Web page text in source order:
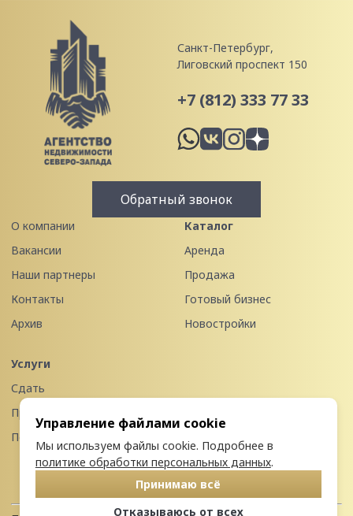
Санкт-Петербург,
Лиговский проспект 150
+7 (812) 333 77 33
Обратный звонок
О компании
Вакансии
Наши партнеры
Контакты
Архив
Каталог
Аренда
Продажа
Готовый бизнес
Новостройки
Услуги
Сдать
Продать
Передать в управление
Управление файлами cookie
Мы используем файлы cookie. Подробнее в
политике обработки персональных данных.
Принимаю всё
Отказываюсь от всех